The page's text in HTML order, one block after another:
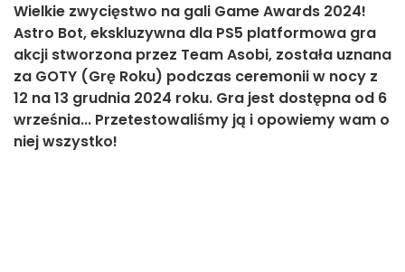
Wielkie zwycięstwo na gali Game Awards 2024!
Astro Bot, ekskluzywna dla PS5 platformowa gra
akcji stworzona przez Team Asobi, została uznana
za GOTY (Grę Roku) podczas ceremonii w nocy z
12 na 13 grudnia 2024 roku. Gra jest dostępna od 6
września... Przetestowaliśmy ją i opowiemy wam o
niej wszystko!